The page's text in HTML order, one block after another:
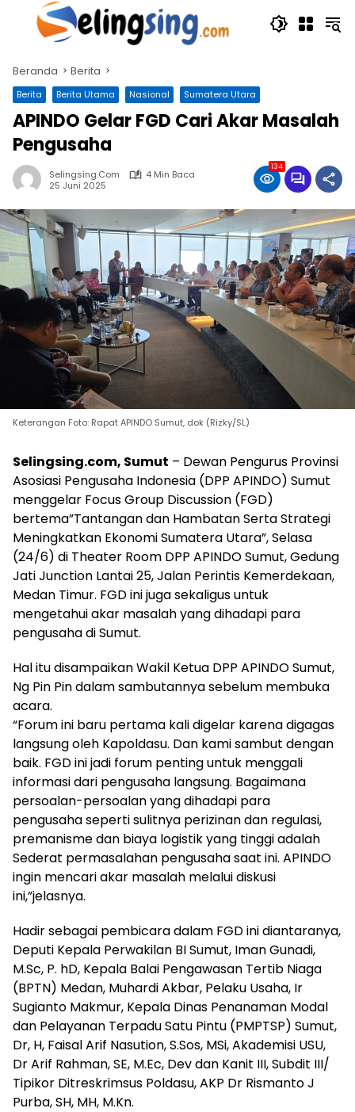
Langsung
Beranda Berita
Berita Berita Utama Nasional Sumatera Utara
APINDO Gelar FGD Cari Akar Masalah
Pengusaha
Selingsing.com
4 Min Baca
25 Juni 2025
134
Keterangan Foto: Rapat APINDO Sumut, dok (Rizky/SL)
Selingsing.com, Sumut – Dewan Pengurus Provinsi
Asosiasi Pengusaha Indonesia (DPP APINDO) Sumut
menggelar Focus Group Discussion (FGD)
bertema”Tantangan dan Hambatan Serta Strategi
Meningkatkan Ekonomi Sumatera Utara”, Selasa
(24/6) di Theater Room DPP APINDO Sumut, Gedung
Jati Junction Lantai 25, Jalan Perintis Kemerdekaan,
Medan Timur. FGD ini juga sekaligus untuk
mengetahui akar masalah yang dihadapi para
pengusaha di Sumut.
Hal itu disampaikan Wakil Ketua DPP APINDO Sumut,
Ng Pin Pin dalam sambutannya sebelum membuka
acara.
“Forum ini baru pertama kali digelar karena digagas
langsung oleh Kapoldasu. Dan kami sambut dengan
baik. FGD ini jadi forum penting untuk menggali
informasi dari pengusaha langsung. Bagaimana
persoalan-persoalan yang dihadapi para
pengusaha seperti sulitnya perizinan dan regulasi,
premanisme dan biaya logistik yang tinggi adalah
Sederat permasalahan pengusaha saat ini. APINDO
ingin mencari akar masalah melalui diskusi
ini,”jelasnya.
Hadir sebagai pembicara dalam FGD ini diantaranya,
Deputi Kepala Perwakilan BI Sumut, Iman Gunadi,
M.Sc, P. hD, Kepala Balai Pengawasan Tertib Niaga
(BPTN) Medan, Muhardi Akbar, Pelaku Usaha, Ir
Sugianto Makmur, Kepala Dinas Penanaman Modal
dan Pelayanan Terpadu Satu Pintu (PMPTSP) Sumut,
Dr, H, Faisal Arif Nasution, S.Sos, MSi, Akademisi USU,
Dr Arif Rahman, SE, M.Ec, Dev dan Kanit III, Subdit III/
Tipikor Ditreskrimsus Poldasu, AKP Dr Rismanto J
Purba, SH, MH, M.Kn.